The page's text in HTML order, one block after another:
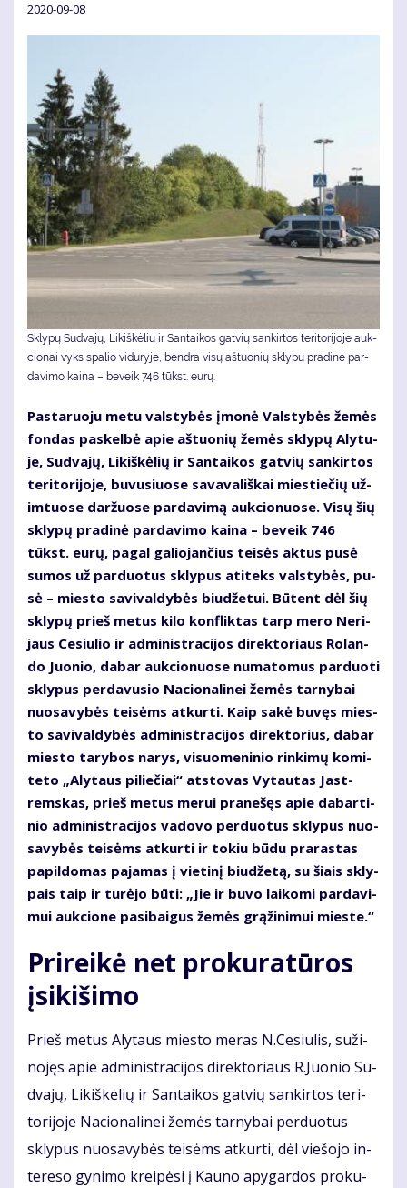
2020-09-08
Skly­pų Su­dva­jų, Li­kiš­kė­lių ir San­tai­kos gat­vių san­kir­tos te­ri­to­ri­jo­je auk­
cio­nai vyks spa­lio vi­du­ry­je, ben­dra vi­sų aštuonių skly­pų pra­di­nė par­
da­vi­mo kai­na – be­veik 746 tūkst. eu­rų.
Pas­ta­ruo­ju me­tu vals­ty­bės įmo­nė Vals­ty­bės že­mės
fon­das pa­skel­bė apie aš­tuo­nių že­mės skly­pų Aly­tu­
je, Su­dva­jų, Li­kiš­kė­lių ir San­tai­kos gat­vių san­kir­tos
te­ri­to­ri­jo­je, bu­vu­siuo­se sa­va­va­liš­kai mies­tie­čių už­
im­tuo­se dar­žuo­se par­da­vi­mą auk­cio­nuo­se. Vi­sų šių
skly­pų pra­di­nė par­da­vi­mo kai­na – be­veik 746
tūkst. eu­rų, pa­gal ga­lio­jan­čius tei­sės ak­tus pu­sė
su­mos už par­duo­tus skly­pus ati­teks vals­ty­bės, pu­
sė – mies­to sa­vi­val­dy­bės biu­dže­tui. Bū­tent dėl šių
skly­pų prieš me­tus ki­lo kon­flik­tas tarp me­ro Ne­ri­
jaus Ce­siu­lio ir ad­mi­nist­ra­ci­jos di­rek­to­riaus Ro­lan­
do Juo­nio, da­bar auk­cio­nuo­se nu­ma­to­mus par­duo­ti
skly­pus per­da­vu­sio Na­cio­na­li­nei že­mės tar­ny­bai
nuo­sa­vy­bės tei­sėms at­kur­ti. Kaip sa­kė bu­vęs mies­
to sa­vi­val­dy­bės ad­mi­nist­ra­ci­jos di­rek­to­rius, da­bar
mies­to ta­ry­bos na­rys, vi­suo­me­ni­nio rin­ki­mų ko­mi­
te­to „Aly­taus pi­lie­čiai“ at­sto­vas Vy­tau­tas Jast­
rems­kas, prieš me­tus me­rui pra­ne­šęs apie da­bar­ti­
nio ad­mi­nist­ra­ci­jos va­do­vo per­duo­tus skly­pus nuo­
sa­vy­bės tei­sėms at­kur­ti ir to­kiu bū­du pra­ras­tas
pa­pil­do­mas pa­ja­mas į vie­ti­nį biu­dže­tą, su šiais skly­
pais taip ir tu­rė­jo bū­ti: „Jie ir bu­vo lai­ko­mi par­da­vi­
mui auk­cio­ne pa­si­bai­gus že­mės grą­ži­ni­mui mies­te.“
Pri­rei­kė net pro­ku­ra­tū­ros
įsi­ki­ši­mo
Prieš me­tus Aly­taus mies­to me­ras N.Ce­siu­lis, su­ži­
no­jęs apie ad­mi­nist­ra­ci­jos di­rek­to­riaus R.Juo­nio Su­
dva­jų, Li­kiš­kė­lių ir San­tai­kos gat­vių san­kir­tos te­ri­
to­ri­jo­je Nacionalinei žemės tarnybai per­duo­tus
skly­pus nuo­sa­vy­bės tei­sėms at­kur­ti, dėl vie­šo­jo in­
te­re­so gy­ni­mo krei­pė­si į Kau­no apy­gar­dos pro­ku­